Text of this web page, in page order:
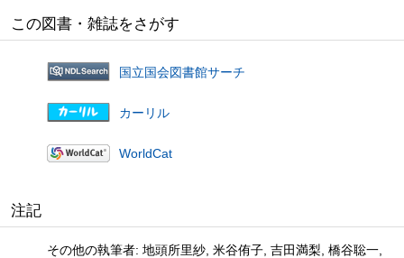
この図書・雑誌をさがす
国立国会図書館サーチ
カーリル
WorldCat
注記
その他の執筆者: 地頭所里紗, 米谷侑子, 吉田満梨, 橋谷聡一,